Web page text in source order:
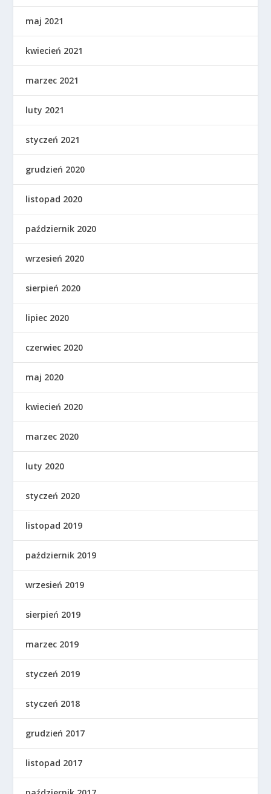
maj 2021
kwiecień 2021
marzec 2021
luty 2021
styczeń 2021
grudzień 2020
listopad 2020
październik 2020
wrzesień 2020
sierpień 2020
lipiec 2020
czerwiec 2020
maj 2020
kwiecień 2020
marzec 2020
luty 2020
styczeń 2020
listopad 2019
październik 2019
wrzesień 2019
sierpień 2019
marzec 2019
styczeń 2019
styczeń 2018
grudzień 2017
listopad 2017